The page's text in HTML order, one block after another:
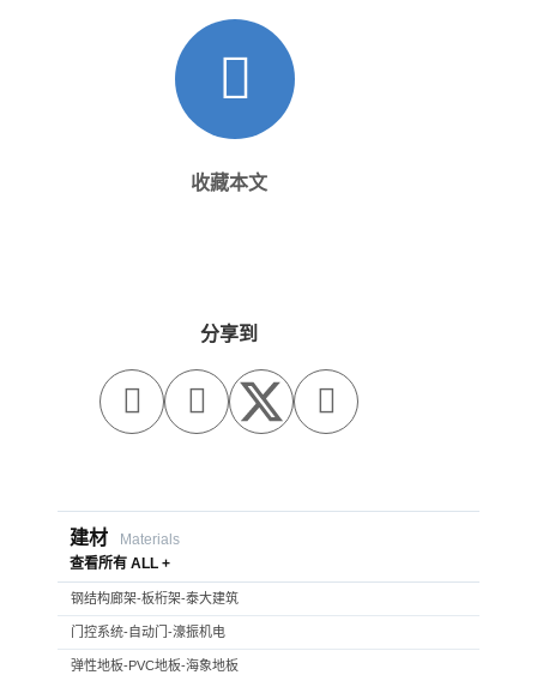
收藏本文
分享到
  
建材
Materials
查看所有 ALL +
钢结构廊架-板桁架-泰大建筑
门控系统-自动门-濠振机电
弹性地板-PVC地板-海象地板